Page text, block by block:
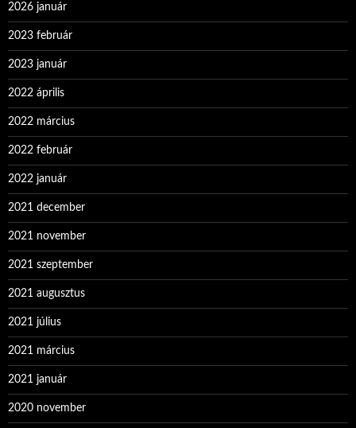
2026 január
2023 február
2023 január
2022 április
2022 március
2022 február
2022 január
2021 december
2021 november
2021 szeptember
2021 augusztus
2021 július
2021 március
2021 január
2020 november